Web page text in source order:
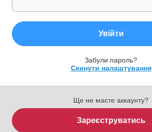
Увійти
Забули пароль?
Скинути налаштування
Ще не маєте аккаунту?
Зареєструватись